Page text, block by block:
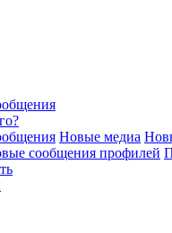
Новые медиа
сообщения профилей